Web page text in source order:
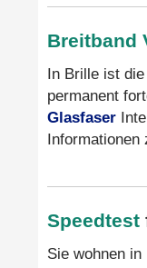
Breitband
In Brille ist
permanent
Glasfaser
Informationen
Speedtest
Sie wohnen